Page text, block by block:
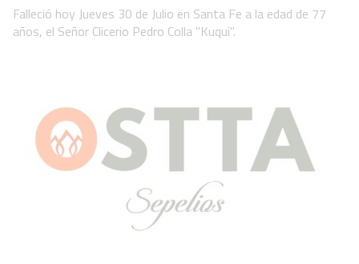
Falleció hoy Jueves 30 de Julio en Santa Fe a la edad de 77
años, el Señor Clicerio Pedro Colla "Kuqui".